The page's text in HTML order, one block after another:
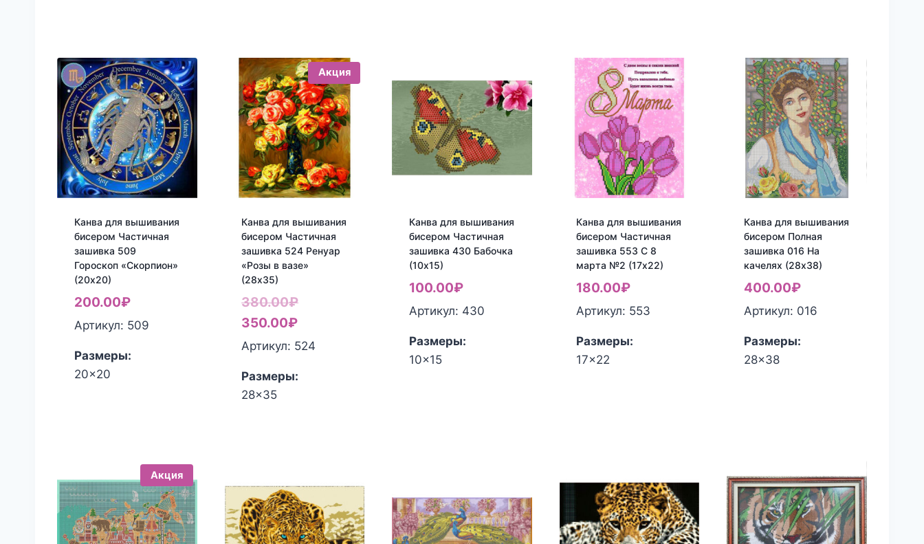
Канва для вышивания
бисером Частичная
зашивка 509
Гороскоп «Скорпион»
(20х20)
200.00₽
Артикул: 509
Размеры:
20x20
Акция
Канва для вышивания
бисером Частичная
зашивка 524 Ренуар
«Розы в вазе»
(28х35)
380.00₽Первоначальная
составляла
350.00₽Текущая
цена:
Артикул: 524
Размеры:
28x35
Канва для вышивания
бисером Частичная
зашивка 430 Бабочка
(10х15)
100.00₽
Артикул: 430
Размеры:
10x15
Канва для вышивания
бисером Частичная
зашивка 553 С 8
марта №2 (17х22)
180.00₽
Артикул: 553
Размеры:
17x22
Канва для вышивания
бисером Полная
зашивка 016 На
качелях (28х38)
400.00₽
Артикул: 016
Размеры:
28x38
Акция